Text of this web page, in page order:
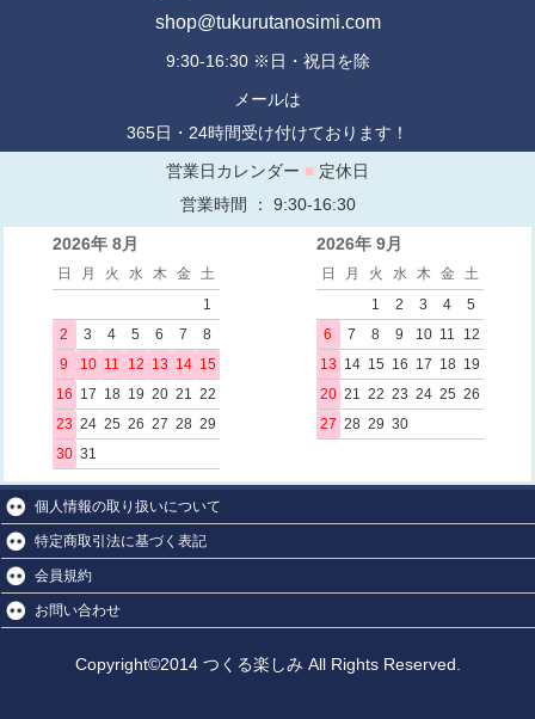
shop@tukurutanosimi.com
9:30-16:30 ※日・祝日を除
メールは
365日・24時間受け付けております！
営業日カレンダー ■ 定休日
営業時間 ： 9:30-16:30
2026年 8月
日 月 火 水 木 金
土
1
2
3 4 5 6 7
8
9
10 11 12 13 14 15
16 17 18 19 20 21
22
23 24 25 26 27 28 29
30 31
2026年 9月
日 月 火 水 木 金
土
1
2 3 4
5
6
7 8 9 10 11
12
13 14 15 16 17 18 19
20 21 22 23 24 25 26
27 28 29 30
個人情報の取り扱いについて
特定商取引法に基づく表記
会員規約
お問い合わせ
Copyright©2014 つくる楽しみ All Rights Reserved.